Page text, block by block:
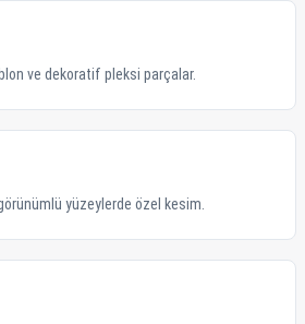
ve dekoratif pleksi parçalar.
yüzeylerde özel kesim.